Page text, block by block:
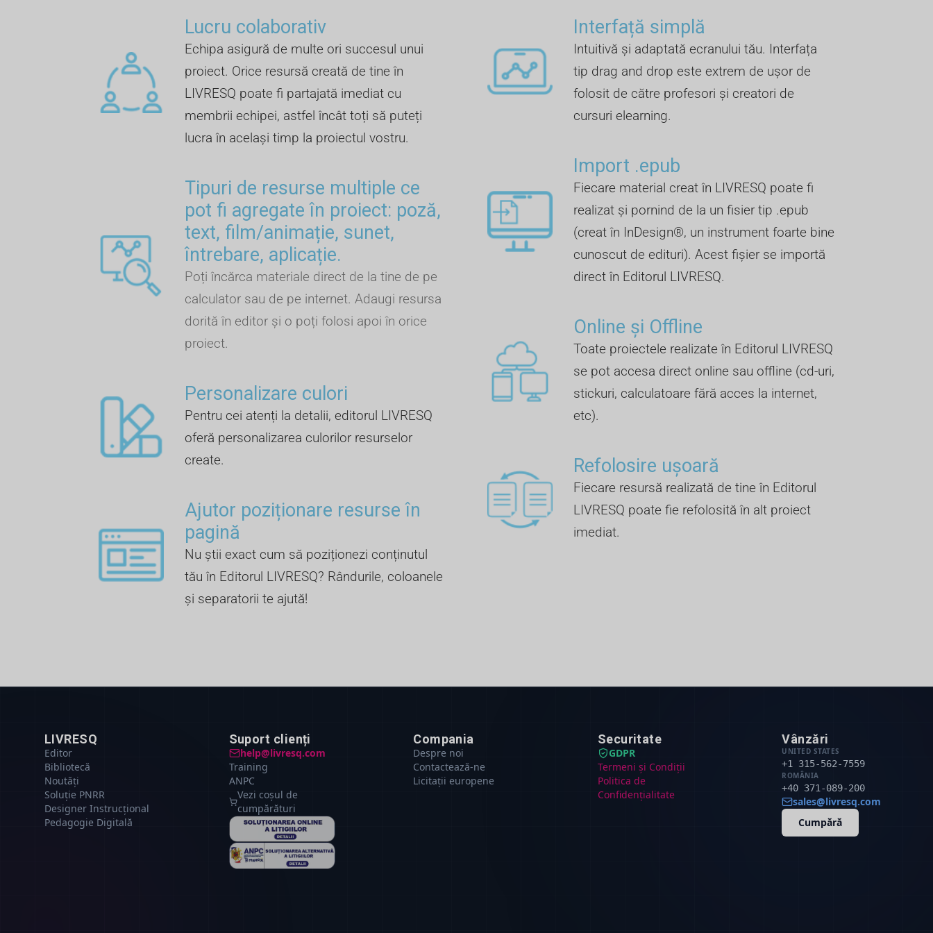
Lucru colaborativ
Echipa asigură de multe ori succesul unui
proiect. Orice resursă creată de tine în
LIVRESQ poate fi partajată imediat cu
membrii echipei, astfel încât toți să puteți
lucra în același timp la proiectul vostru.
Tipuri de resurse multiple ce
pot fi agregate în proiect: poză,
text, film/animație, sunet,
întrebare, aplicație.
Poți încărca materiale direct de la tine de pe
calculator sau de pe internet. Adaugi resursa
dorită în editor și o poți folosi apoi în orice
proiect.
Personalizare culori ​
Pentru cei atenți la detalii, editorul LIVRESQ
oferă personalizarea culorilor resurselor
create.
Ajutor poziționare resurse în
pagină
Nu știi exact cum să poziționezi conținutul
tău în Editorul LIVRESQ? Rândurile, coloanele
și separatorii te ajută!
Interfață simplă
Intuitivă și adaptată ecranului tău. Interfața
tip drag and drop este extrem de ușor de
folosit de către profesori și creatori de
cursuri elearning.
Import .epub ​
Fiecare material creat în LIVRESQ poate fi
realizat și pornind de la un fisier tip .epub
(creat în InDesign®, un instrument foarte bine
cunoscut de edituri). Acest fișier se importă
direct în Editorul LIVRESQ.
Online și Offline ​
Toate proiectele realizate în Editorul LIVRESQ
se pot accesa direct online sau offline (cd-uri,
stickuri, calculatoare fără acces la internet,
etc).
Refolosire ușoară
Fiecare resursă realizată de tine în Editorul
LIVRESQ poate fie refolosită în alt proiect
imediat.
LIVRESQ
Editor
Bibliotecă
Noutăți
Soluție PNRR
Designer Instrucțional
Pedagogie Digitală
Suport clienți
help@livresq.com
Training
ANPC
Vezi coșul de
cumpărături
Compania
Despre noi
Contactează-ne
Licitații europene
Securitate
GDPR
Termeni și Condiții
Politica de
Confidențialitate
Vânzări
UNITED STATES
+1 315-562-7559
ROMÂNIA
+40 371-089-200
sales@livresq.com
Cumpără